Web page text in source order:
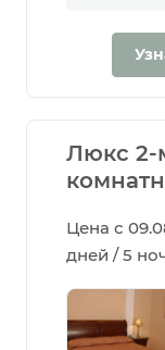
Люкс 2-
Цена с
дней / 5